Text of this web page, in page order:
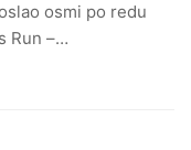
osmi po redu
Run –…